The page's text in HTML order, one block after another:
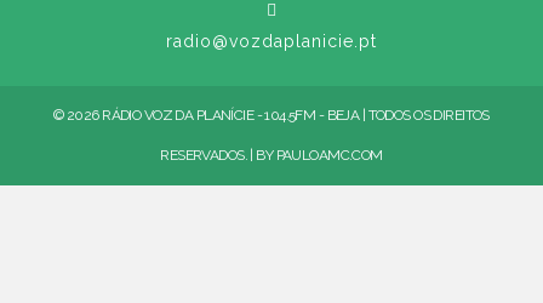
radio@vozdaplanicie.pt
© 2026 RÁDIO VOZ DA PLANÍCIE - 104.5FM - BEJA | TODOS OS DIREITOS
RESERVADOS. | BY PAULOAMC.COM